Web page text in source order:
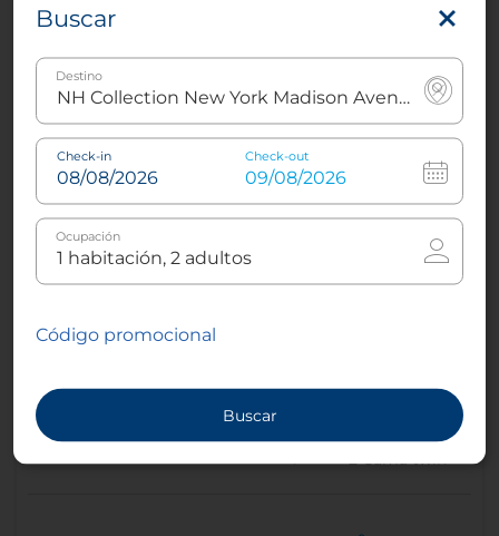
2Cama twin
Buscar
Destino
Check-in Check-out
Ocupación
Código promocional
Buscar